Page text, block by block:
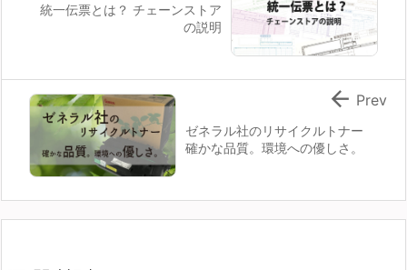
統一伝票とは？ チェーンストア
の説明
ゼネラル社のリサイクルトナー
確かな品質。環境への優しさ。
 Prev